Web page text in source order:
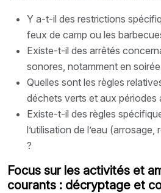
Y a-t-il des restrictions
feux de camp ou les
Existe-t-il des arrêtés
sonores, notamment en
Quelles sont les règles
déchets verts et aux périodes
Existe-t-il des règles
l’utilisation de l’eau
?
Focus sur les activités et
courants : décryptage et